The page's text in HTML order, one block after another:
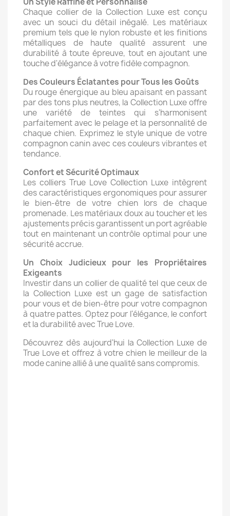
Chaque collier de la Collection Luxe est conçu
avec un souci du détail inégalé. Les matériaux
premium tels que le nylon robuste et les finitions
métalliques de haute qualité assurent une
durabilité à toute épreuve, tout en ajoutant une
touche d'élégance à votre fidèle compagnon.
Des Couleurs Éclatantes pour Tous les Goûts
Du rouge énergique au bleu apaisant en passant
par des tons plus neutres, la Collection Luxe offre
une variété de teintes qui s'harmonisent
parfaitement avec le pelage et la personnalité de
chaque chien. Exprimez le style unique de votre
compagnon canin avec ces couleurs vibrantes et
tendance.
Confort et Sécurité Optimaux
Les colliers True Love Collection Luxe intègrent
des caractéristiques ergonomiques pour assurer
le bien-être de votre chien lors de chaque
promenade. Les matériaux doux au toucher et les
ajustements précis garantissent un port agréable
tout en maintenant un contrôle optimal pour une
sécurité accrue.
Un Choix Judicieux pour les Propriétaires
Exigeants
Investir dans un collier de qualité tel que ceux de
la Collection Luxe est un gage de satisfaction
pour vous et de bien-être pour votre compagnon
à quatre pattes. Optez pour l'élégance, le confort
et la durabilité avec True Love.
Découvrez dès aujourd'hui la Collection Luxe de
True Love et offrez à votre chien le meilleur de la
mode canine allié à une qualité sans compromis.